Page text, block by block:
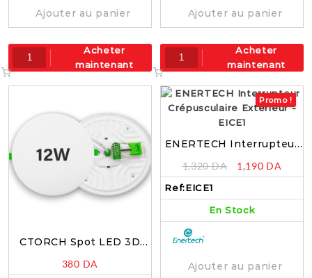
Ajouter au panier
Acheter
maintenant
Ajouter au panier
Acheter
maintenant
CTORCH Spot LED 3D
S3D12WB
380 DA
Promo !
ENERTECH Interrupteur
EICE1
1,320DA 1,190 DA
Ref:EICE1
En Stock
Ajouter au panier